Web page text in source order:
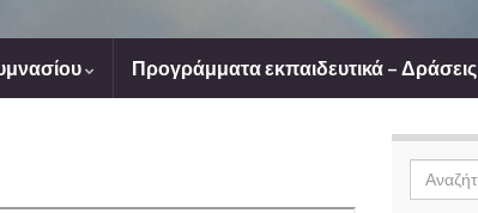
Προγράμματα εκπαιδευτικά – Δράσεις
Search
for: